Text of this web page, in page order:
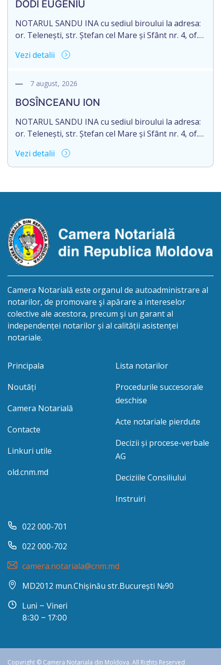
de 16.05.2027 termenul de opțiune pentru
acceptarea […]
DODI EUGENIU
NOTARUL SANDU INA cu sediul biroului la adresa:
or. Telenești, str. Ștefan cel Mare și Sfânt nr. 4, of.
succesorale în urma decesului cet. DODI EUGENIU,
2003035009604, decedat/ă la data de 12.01.2026
/doisprezece ianuarie anul două mii douăzeci și
șase/. Eliberarea certificatului de moștenitor este
[…]
Vezi detalii
7 august, 2026
BOSÎNCEANU ION
NOTARUL SANDU INA cu sediul biroului la adresa:
or. Telenești, str. Ștefan cel Mare și Sfânt nr. 4, of.
succesorale în urma decesului cet. BOSÎNCEANU
ION, născut/ă la 21.07.1980, cod personal
/cincisprezece mai anul două mii douăzeci și unu/.
Vezi detalii
Camera Notarială este organul de autoadministrare al
notarilor, de promovare şi apărare a intereselor
colective ale acestora, precum şi un garant al
independenței notarilor și al calității asistenței
notariale.
Principala
Noutăți
Camera Notarială
Contacte
Linkuri utile
old.cnm.md
Lista notarilor
Procedurile succesorale
deschise
Acte notariale pierdute
Decizii și procese-verbale
AG
Deciziile Consiliului
Instruiri
022 000-701
022 000-702
camera.notariala@cnm.md
MD2012 mun.Chișinău str.București №90
Luni – Vineri
8:30 – 17:00
Copyright © Camera Notariala din Moldova. All Rights Reserved